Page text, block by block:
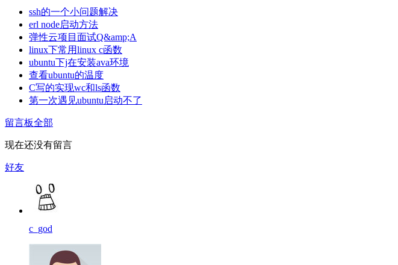
ssh的一个小问题解决
erl node启动方法
弹性云项目面试Q&amp;A
linux下常用linux c函数
ubuntu下j在安装ava环境
查看ubuntu的温度
C写的实现wc和ls函数
第一次遇见ubuntu启动不了
留言板全部
现在还没有留言
好友
c_god